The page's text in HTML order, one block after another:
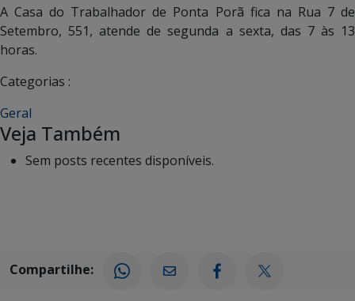
A Casa do Trabalhador de Ponta Porã fica na Rua 7 de
Setembro, 551, atende de segunda a sexta, das 7 às 13
horas.
Categorias :
Geral
Veja Também
Sem posts recentes disponíveis.
Compartilhe: